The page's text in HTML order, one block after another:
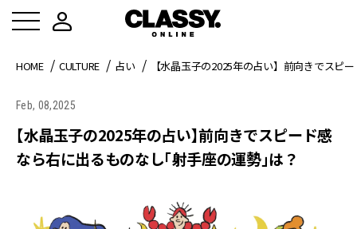
HOME CULTURE 占い 【水晶玉子の2025年の占い】前向きでスピ
Feb, 08,2025
【水晶玉子の2025年の占い】前向きでスピード感
なら右に出るものなし「射手座の運勢」は？